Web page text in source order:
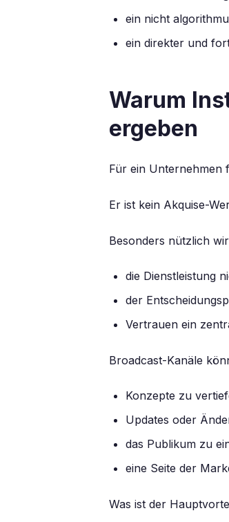
ein nicht
ein direkter und
Warum
ergeben
Für ein Unternehmen
Er ist kein Akquise-
Besonders nützlich
die Dienstleistung
der
Vertrauen ein
Broadcast-Kanäle
Konzepte zu
Updates oder
das Publikum zu
eine Seite der
Was ist der